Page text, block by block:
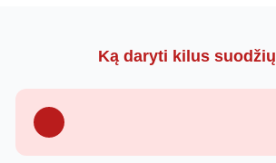
Ką daryti kilus